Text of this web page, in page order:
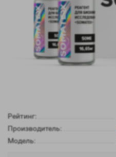
Рейтинг:
Производитель:
Модель: